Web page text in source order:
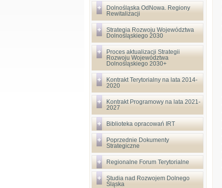
Dolnośląska OdNowa. Regiony
Rewitalizacji
Strategia Rozwoju Województwa
Dolnośląskiego 2030
Proces aktualizacji Strategii
Rozwoju Województwa
Dolnośląskiego 2030+
Kontrakt Terytorialny na lata 2014-
2020
Kontrakt Programowy na lata 2021-
2027
Biblioteka opracowań IRT
Poprzednie Dokumenty
Strategiczne
Regionalne Forum Terytorialne
Studia nad Rozwojem Dolnego
Śląska